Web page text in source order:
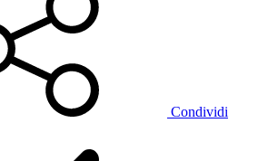
Condividi